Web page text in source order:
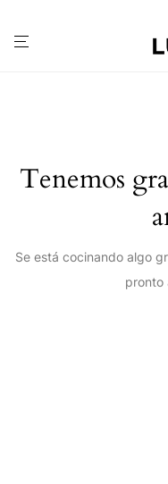
Tenemos
Se está cocinando algo
pronto